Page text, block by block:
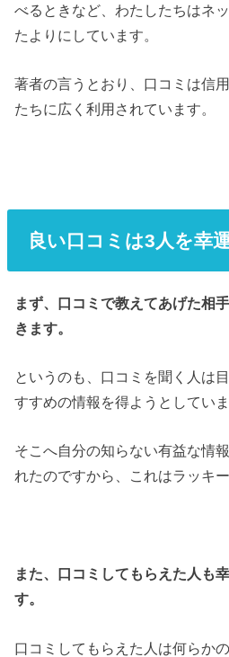
べるときなど、わたしたちはネ
たよりにしています。
著者の言うとおり、口コミは信
たちに広く利用されています。
良い口コミは3人を幸
まず、口コミで教えてあげた相
きます。
というのも、口コミを聞く人は
すすめの情報を得ようとしていま
そこへ自分の知らない有益な情
れたのですから、これはラッキ
また、口コミしてもらえた人も
す。
口コミしてもらえた人は何らか